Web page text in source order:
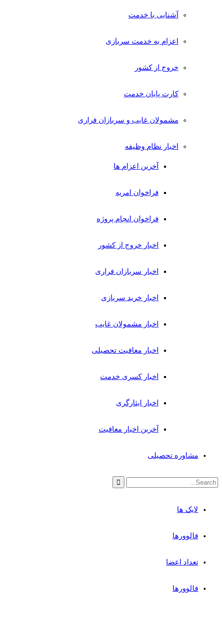
آشنایی با خدمت
اعزام به خدمت سربازی
خروج از کشور
کارت پایان خدمت
مشمولان غایب و سربازان فراری
اخبار نظام وظیفه
آخرین اعزام ها
فراخوان امریه
فراخوان انجام پروژه
اخبار خروج از کشور
اخبار سربازان فراری
اخبار خرید سربازی
اخبار مشمولان غایب
اخبار معافیت تحصیلی
اخبار کسری خدمت
اخبار ایثارگری
آخرین اخبار معافیت
مشاوره تحصیلی
لایک ها
فالوورها
تعداد اعضا
فالوورها